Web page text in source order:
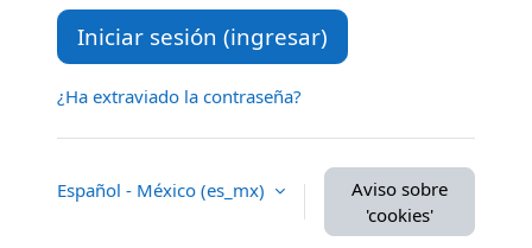
Iniciar sesión (ingresar)
¿Ha extraviado la contraseña?
Español - México ‎(es_mx)‎
Aviso sobre
'cookies'